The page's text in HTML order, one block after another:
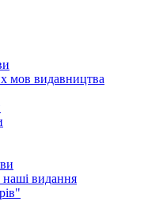
мов видавництва
видання